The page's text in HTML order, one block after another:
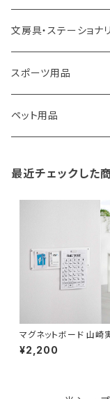
100percent
藤田金属
TG
paperblanks
KIND BAG LONDON
tower
保冷バッグ
リュックサック
ショルダーバッグ
スポーツバッグ
パソコンケース
バッグアクセサリー
食器・テーブルウェア
ゴミ箱
収納用品
ソープディスペンサー
調理器具・調理小物
ディッシュラック
掃除・洗濯用品
トイレ用品
バス用品
アイロン台
アクセサリー収納
ウェットティッシュケー
ガーデニング用品
クッション・クッショ
玄関収納
文房具・ステーショナ
筆記具・ペン
ノート
スポーツ用品
卓球用品
ペット用品
猫用グッズ
最近チェックした
マグネットボード 山
er タワー ウォールプリ
ールパネル S 石こうボ
¥2,200